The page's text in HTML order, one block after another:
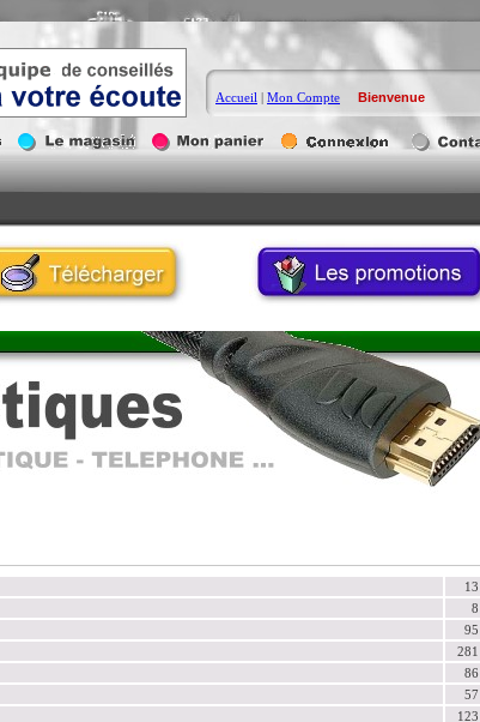
Accueil | Mon Compte Bienvenue
13
8
95
281
86
57
123